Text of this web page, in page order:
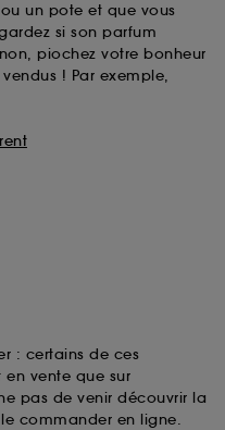
un pote et que vous
si son parfum
piochez votre bonheur
! Par exemple,
: certains de ces
vente que sur
pas de venir découvrir la
commander en ligne.